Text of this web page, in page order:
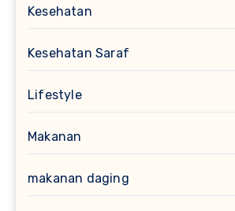
Kesehatan
Kesehatan Saraf
Lifestyle
Makanan
makanan daging